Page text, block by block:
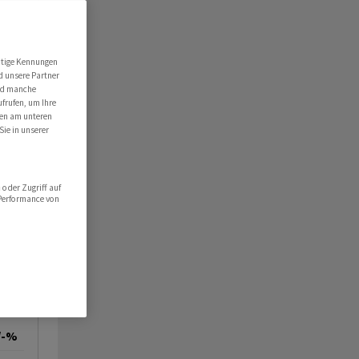
%
Kennungen
unsere Partner
manche
um Ihre
am unteren
in unserer
oder Zugriff auf
von